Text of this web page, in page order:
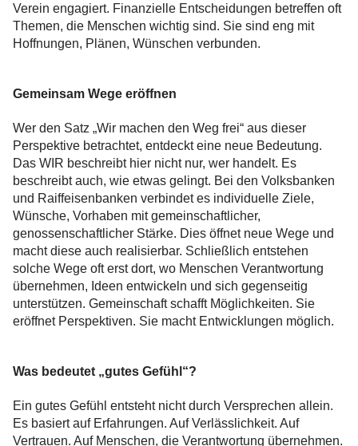
Verein engagiert. Finanzielle Entscheidungen betreffen oft
Themen, die Menschen wichtig sind. Sie sind eng mit
Hoffnungen, Plänen, Wünschen verbunden.
Gemeinsam Wege eröffnen
Wer den Satz „Wir machen den Weg frei“ aus dieser
Perspektive betrachtet, entdeckt eine neue Bedeutung.
Das WIR beschreibt hier nicht nur, wer handelt. Es
beschreibt auch, wie etwas gelingt. Bei den Volksbanken
und Raiffeisenbanken verbindet es individuelle Ziele,
Wünsche, Vorhaben mit gemeinschaftlicher,
genossenschaftlicher Stärke. Dies öffnet neue Wege und
macht diese auch realisierbar. Schließlich entstehen
solche Wege oft erst dort, wo Menschen Verantwortung
übernehmen, Ideen entwickeln und sich gegenseitig
unterstützen. Gemeinschaft schafft Möglichkeiten. Sie
eröffnet Perspektiven. Sie macht Entwicklungen möglich.
Was bedeutet „gutes Gefühl“?
Ein gutes Gefühl entsteht nicht durch Versprechen allein.
Es basiert auf Erfahrungen. Auf Verlässlichkeit. Auf
Vertrauen. Auf Menschen, die Verantwortung übernehmen.